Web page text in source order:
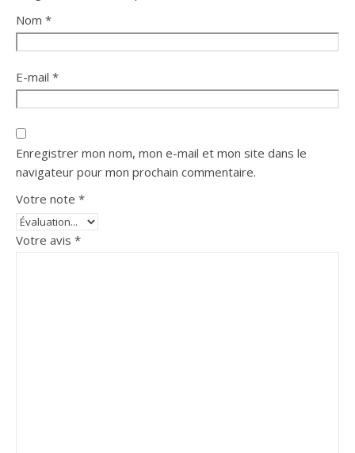
Nom *
E-mail *
Enregistrer mon nom, mon e-mail et mon site dans le
navigateur pour mon prochain commentaire.
Votre note *
Votre avis *